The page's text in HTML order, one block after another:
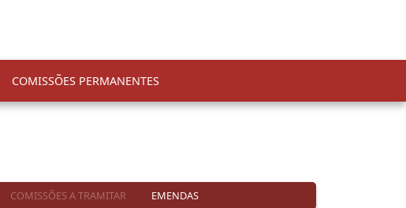
COMISSÕES PERMANENTES
COMISSÕES A TRAMITAR EMENDAS